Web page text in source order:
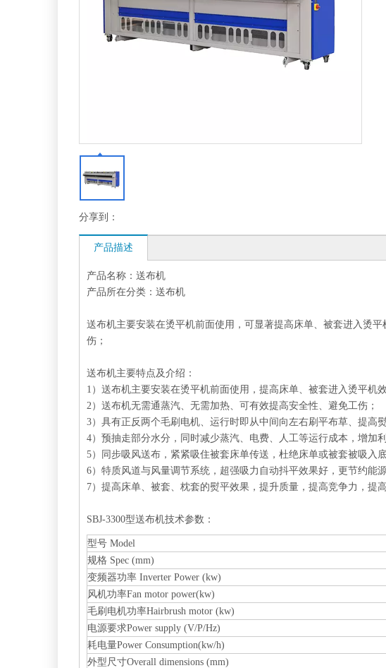
分享到：
产品描述
产品名称：送布机
产品所在分类：送布机
送布机主要安装在烫平机前面使用，可显著提高床单、被套进入烫
伤；
送布机主要特点及介绍：
1）送布机主要安装在烫平机前面使用，提高床单、被套进入烫平机
2）送布机无需通蒸汽、无需加热、可有效提高安全性、避免工伤；
3）具有正反两个毛刷电机、运行时即从中间向左右刷平布草、提高
4）预抽走部分水分，同时减少蒸汽、电费、人工等运行成本，增加利
5）同步吸风送布，紧紧吸住被套床单传送，杜绝床单或被套被吸入
6）特质风道与风量调节系统，超强吸力自动抖平效果好，更节约能源
7）提高床单、被套、枕套的熨平效果，提升质量，提高竞争力，提
SBJ-3300型送布机技术参数：
型号 Model
规格 Spec (mm)
变频器功率 Inverter Power (kw)
风机功率Fan motor power(kw)
毛刷电机功率Hairbrush motor (kw)
电源要求Power supply (V/P/Hz)
耗电量Power Consumption(kw/h)
外型尺寸Overall dimensions (mm)